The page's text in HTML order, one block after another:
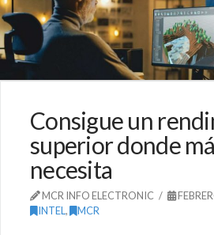
Consigue un
superior donde
necesita
MCR INFO ELECTRONIC
INTEL, MCR